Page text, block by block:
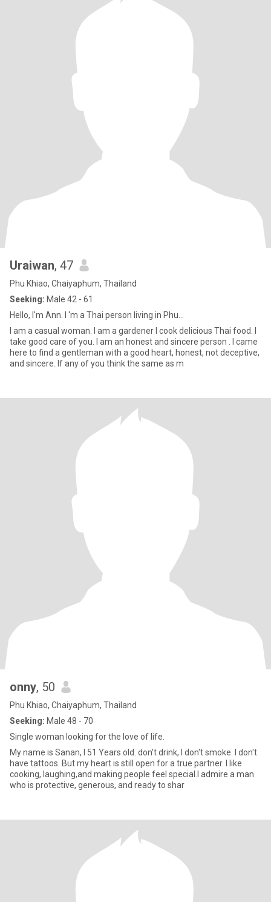
Uraiwan, 47
Phu Khiao, Chaiyaphum, Thailand
Seeking: Male 42 - 61
Hello, I'm Ann. I 'm a Thai person living in Phu...
I am a casual woman. I am a gardener I cook delicious Thai food. I
take good care of you. I am an honest and sincere person . I came
here to find a gentleman with a good heart, honest, not deceptive,
and sincere. If any of you think the same as m
onny, 50
Phu Khiao, Chaiyaphum, Thailand
Seeking: Male 48 - 70
Single woman looking for the love of life.
My name is Sanan, I 51 Years old. don't drink, I don't smoke. I don't
have tattoos. But my heart is still open for a true partner. I like
cooking, laughing,and making people feel special.I admire a man
who is protective, generous, and ready to shar